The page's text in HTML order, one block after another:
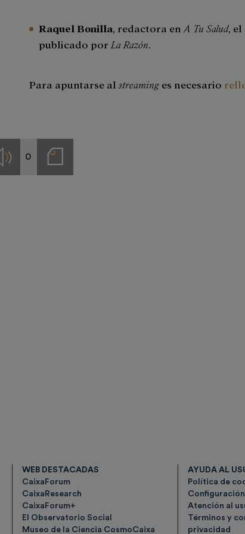
Raquel Bonilla , redactora en A Tu Salud, el
publicado por La Razón
Para apuntarse al streaming es necesario
Audios
0
Notas
de
WEB DESTACADAS
CaixaForum
CaixaResearch
CaixaForum+
El Observatorio Social
Museo de la Ciencia CosmoCaixa
AYUDA AL
Política de
Atención al
Términos y
privacidad